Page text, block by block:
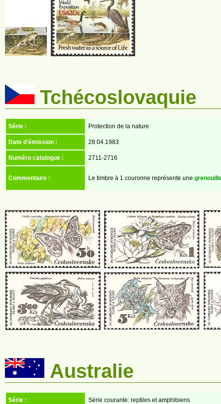
Tchécoslovaquie
Série : Protection de la nature
Date d'émission : 28.04.1983
Numéro catalogue : 2711-2716
Commentaire : Le timbre à 1 couronne représente une
Australie
Série : Série courante: reptiles et amphibiens